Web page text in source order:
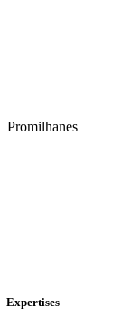
Promilhanes
Expertises